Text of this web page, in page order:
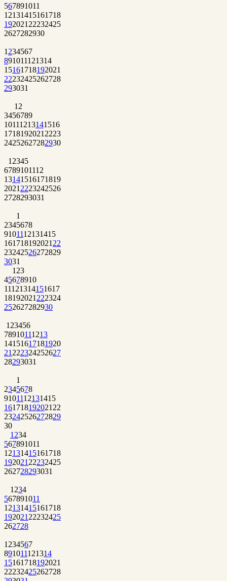
567891011
12131415161718
192021 22232425
2627282930
1 234567
891011121314
15161718192021
22232425262728
293031
1 2
3456789
10111213141516
1718192021 2223
24252627282930
1 2345
6789101112
13141516171819
2021 2223242526
2728293031
1
2345678
9101112131415
161718192021 22
23242526272829
3031
1 23
45678910
11121314151617
18192021 222324
252627282930
1 23456
78910111213
14151617181920
21 222324252627
28293031
1
2345678
9101112131415
161718192021 22
23242526272829
30
1 234
567891011
12131415161718
192021 22232425
262728293031
1 234
567891011
12131415161718
192021 22232425
262728
1 234567
891011121314
15161718192021
22232425262728